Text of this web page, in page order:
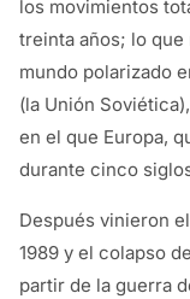
los movimientos
treinta años; lo
mundo polarizado
(la Unión
en el que Europa,
durante cinco
Después vinieron
1989 y el colapso
partir de la guerra